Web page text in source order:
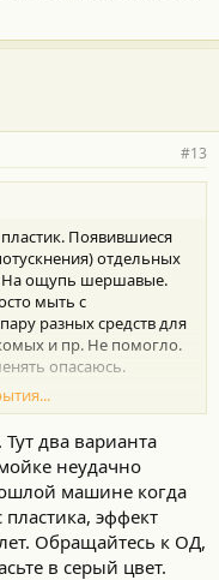
#13
Появившиеся
отдельных
На ощупь шершавые.
мыть с
разных средств для
и пр. Не помогло.
опасаюсь.
Машина почти
что будет после
два варианта
неудачно
машине когда
эффект
Обращайтесь к ОД,
в серый цвет.